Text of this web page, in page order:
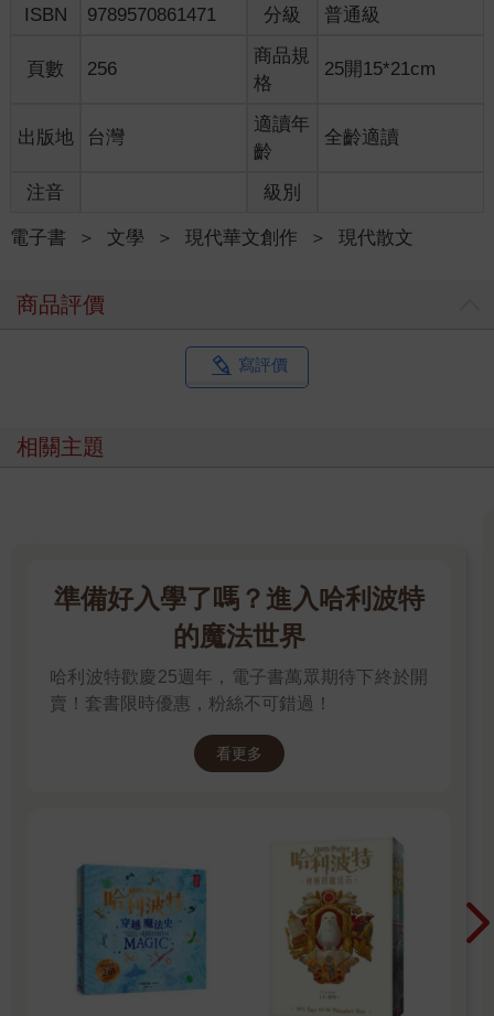
ISBN
9789570861471 分級 普通級
頁數 256
商品規
格
25開15*21cm
出版地 台灣
適讀年
齡
全齡適讀
注音 級別
電子書 ＞ 文學 ＞ 現代華文創作 ＞ 現代散文
商品評價
寫評價
相關主題
準備好入學了嗎？進入哈利波特
的魔法世界
哈利波特歡慶25週年，電子書萬眾期待下終於開
賣！套書限時優惠，粉絲不可錯過！
看更多